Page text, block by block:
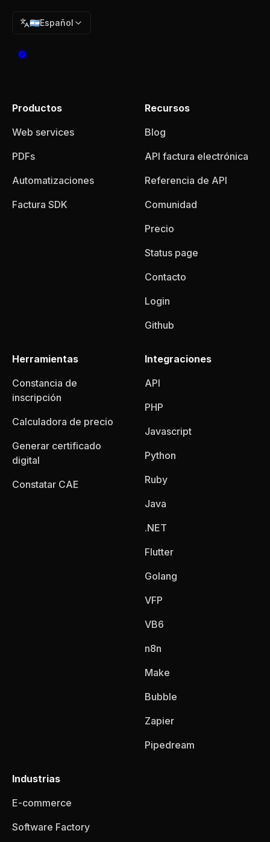
🇦🇷Español
Productos
Web services
PDFs
Automatizaciones
Factura SDK
Recursos
Blog
API factura electrónica
Referencia de API
Comunidad
Precio
Status page
Contacto
Login
Github
Herramientas
Constancia de
inscripción
Calculadora de precio
Generar certificado
digital
Constatar CAE
Integraciones
API
PHP
Javascript
Python
Ruby
Java
.NET
Flutter
Golang
VFP
VB6
n8n
Make
Bubble
Zapier
Pipedream
Industrias
E-commerce
Software Factory